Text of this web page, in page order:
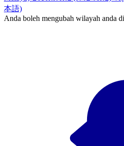
本語)
Anda boleh mengubah wilayah anda